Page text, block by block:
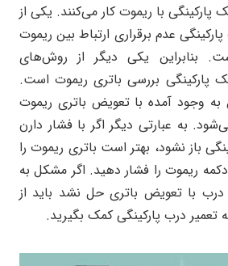
پارکینگی با ریموت کار می‌کنند. یکی از
عدم برقراری ارتباط بین ریموت
بنابراین یکی دیگر از روش‌های
پارکینگی بررسی باتری ریموت است.
وجود آمده با تعویض باتری ریموت
به عبارتی دیگر اگر با فشار دارن
باز نشود، بهتر است باتری ریموت را
ریموت را فشار دهید. اگر مشکل به
با تعویض باتری حل نشد باید از
تعمیر درب پارکینگی کمک بگیرید.